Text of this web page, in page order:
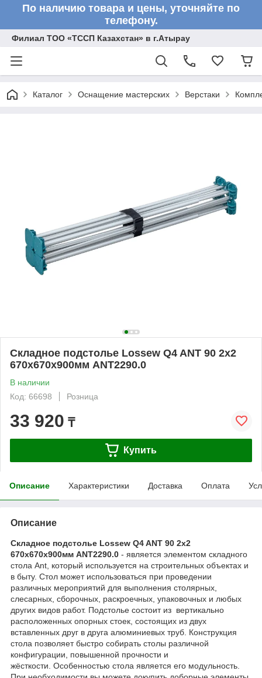
По наличию товара и цены, уточняйте по
телефону.
Филиал ТОО «ТССП Казахстан» в г.Атырау
Каталог Оснащение мастерских Верстаки
Складное подстолье Lossew Q4 ANT 90 2х2
670х670х900мм ANT2290.0
В наличии
Код: 66698
Розница
33 920 ₸
Купить
Описание Характеристики Доставка Оплата
Описание
Складное подстолье Lossew Q4 ANT 90 2х2
670х670х900мм ANT2290.0 - является элементом складного
стола Ant, который используется на строительных объектах и
в быту. Стол может использоваться при проведении
различных мероприятий для выполнения столярных,
слесарных, сборочных, раскроечных, упаковочных и любых
других видов работ. Подстолье состоит из вертикально
расположенных опорных стоек, состоящих из двух
вставленных друг в друга алюминиевых труб. Конструкция
стола позволяет быстро собирать столы различной
конфигурации, повышенной прочности и
жёсткости. Особенностью стола является его модульность.